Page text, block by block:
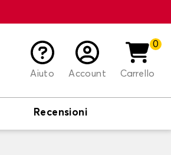
Aiuto
Account
0
Carrello
Recensioni